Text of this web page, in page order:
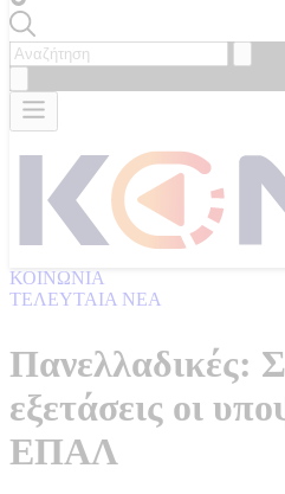
ΚΟΙΝΩΝΙΑ
ΤΕΛΕΥΤΑΙΑ ΝΕΑ
Πανελλαδικές:
εξετάσεις οι
ΕΠΑΛ